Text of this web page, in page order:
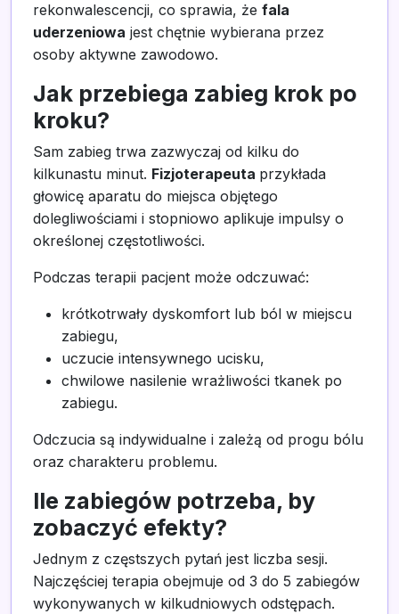
rekonwalescencji, co sprawia, że fala
uderzeniowa jest chętnie wybierana przez
osoby aktywne zawodowo.
Jak przebiega zabieg krok po
kroku?
Sam zabieg trwa zazwyczaj od kilku do
kilkunastu minut. Fizjoterapeuta przykłada
głowicę aparatu do miejsca objętego
dolegliwościami i stopniowo aplikuje impulsy o
określonej częstotliwości.
Podczas terapii pacjent może odczuwać:
krótkotrwały dyskomfort lub ból w miejscu
zabiegu,
uczucie intensywnego ucisku,
chwilowe nasilenie wrażliwości tkanek po
zabiegu.
Odczucia są indywidualne i zależą od progu bólu
oraz charakteru problemu.
Ile zabiegów potrzeba, by
zobaczyć efekty?
Jednym z częstszych pytań jest liczba sesji.
Najczęściej terapia obejmuje od 3 do 5 zabiegów
wykonywanych w kilkudniowych odstępach.